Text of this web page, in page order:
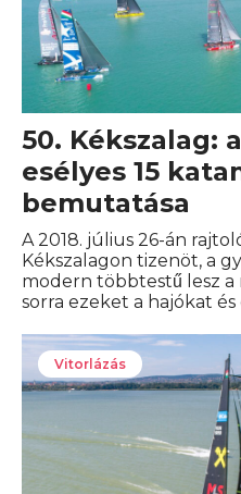
50. Kékszalag:
esélyes 15
bemutatása
A 2018. július 26-án
Kékszalagon tizenöt, a
modern többtestű lesz
sorra ezeket a hajókat és
Vitorlázás